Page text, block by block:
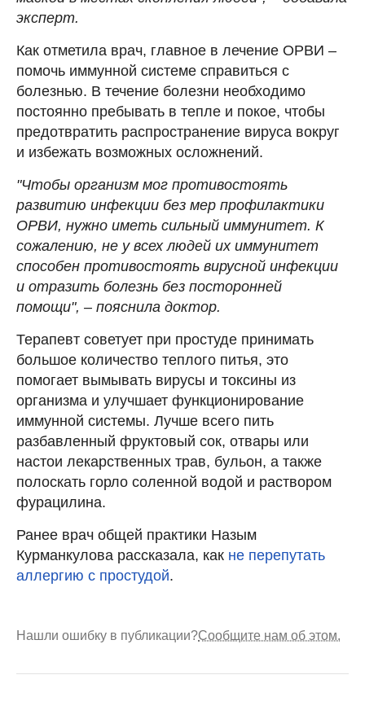
эксперт.
Как отметила врач, главное в лечение ОРВИ –
помочь иммунной системе справиться с
болезнью. В течение болезни необходимо
постоянно пребывать в тепле и покое, чтобы
предотвратить распространение вируса вокруг
и избежать возможных осложнений.
"Чтобы организм мог противостоять
развитию инфекции без мер профилактики
ОРВИ, нужно иметь сильный иммунитет. К
сожалению, не у всех людей их иммунитет
способен противостоять вирусной инфекции
и отразить болезнь без посторонней
помощи", – пояснила доктор.
Терапевт советует при простуде принимать
большое количество теплого питья, это
помогает вымывать вирусы и токсины из
организма и улучшает функционирование
иммунной системы. Лучше всего пить
разбавленный фруктовый сок, отвары или
настои лекарственных трав, бульон, а также
полоскать горло соленной водой и раствором
фурацилина.
Ранее врач общей практики Назым
Курманкулова рассказала, как не перепутать
аллергию с простудой.
Нашли ошибку в публикации?Сообщите нам об этом.